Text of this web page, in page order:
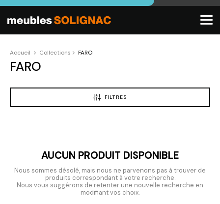
Accueil Collections FARO
FARO
FILTRES
AUCUN PRODUIT DISPONIBLE
Nous sommes désolé, mais nous ne parvenons pas à trouver de
produits correspondant à votre recherche.
Nous vous suggérons de retenter une nouvelle recherche en
modifiant vos choix.